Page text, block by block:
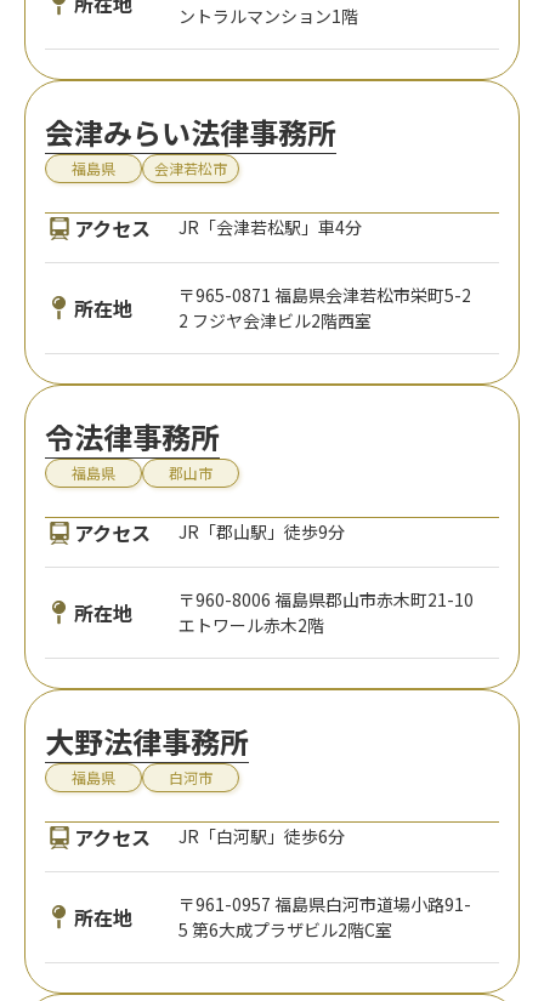
ントラルマンション1階
会津みらい法律事務所
福島県 会津若松市
アクセス JR「会津若松駅」車4分
所在地
〒965-0871 福島県会津若松市栄町5-2
2 フジヤ会津ビル2階西室
令法律事務所
福島県 郡山市
アクセス JR「郡山駅」徒歩9分
所在地
〒960-8006 福島県郡山市赤木町21-10
エトワール赤木2階
大野法律事務所
福島県 白河市
アクセス JR「白河駅」徒歩6分
所在地
〒961-0957 福島県白河市道場小路91-
5 第6大成プラザビル2階C室